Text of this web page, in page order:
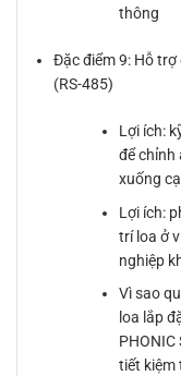
thông
Đặc điểm 9: Hỗ trợ
(RS-485)
Lợi ích:
để chỉnh
xuống
Lợi ích:
trí loa ở
nghiệp
Vì sao
loa lắp
tiết kiệm